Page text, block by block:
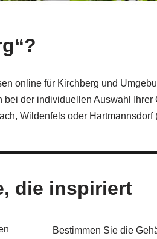
online für Kirchberg und
der individuellen Auswahl
Wildenfels oder Hartmannsdorf
die inspiriert
Bestimmen Sie die